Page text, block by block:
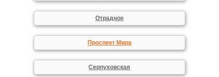
Отрадное
Проспект Мира
Серпуховская